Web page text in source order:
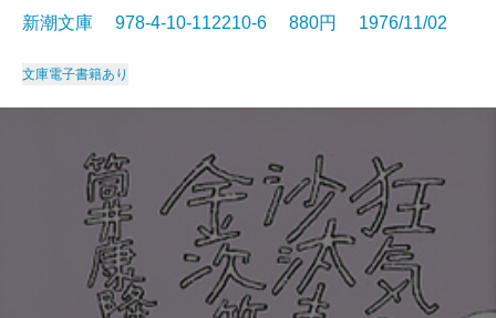
新潮文庫 978-4-10-112210-6 880円 1976/11/02
文庫電子書籍あり